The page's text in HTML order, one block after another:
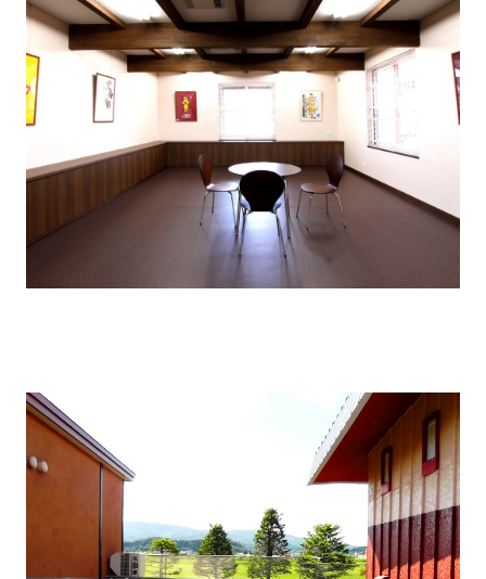
【Dog Run】
ワンちゃんも、ご家族もみんなが楽しめる空間です！
洗い場もご用意しております。
余市ワイナリー満喫旅一例（PDFファイルが開きま